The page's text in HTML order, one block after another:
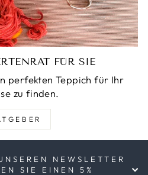
FÜR SIE
perfekten Teppich für Ihr
zu finden.
NEWSLETTER
SIE EINEN 5%